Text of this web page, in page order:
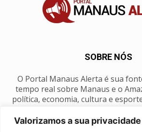
Valorizamos a sua privacidade
SOBRE NÓS
O Portal Manaus Alerta é sua
tempo real sobre Manaus e o
política, economia, cultura e